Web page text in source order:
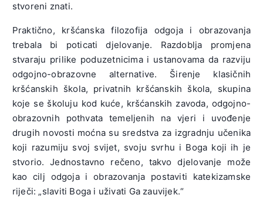
stvoreni znati.
Praktično, kršćanska filozofija odgoja i obrazovanja
trebala bi poticati djelovanje. Razdoblja promjena
stvaraju prilike poduzetnicima i ustanovama da razviju
odgojno-obrazovne alternative. Širenje klasičnih
kršćanskih škola, privatnih kršćanskih škola, skupina
koje se školuju kod kuće, kršćanskih zavoda, odgojno-
obrazovnih pothvata temeljenih na vjeri i uvođenje
drugih novosti moćna su sredstva za izgradnju učenika
koji razumiju svoj svijet, svoju svrhu i Boga koji ih je
stvorio. Jednostavno rečeno, takvo djelovanje može
kao cilj odgoja i obrazovanja postaviti katekizamske
riječi: „slaviti Boga i uživati ​​Ga zauvijek.“